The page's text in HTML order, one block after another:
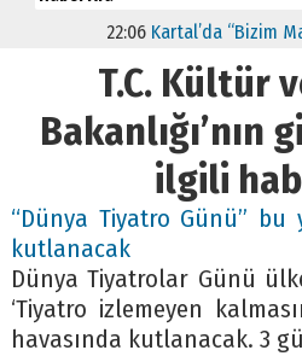
22:06 Kartal’da “Bizim
T.C. Kültür
ilgili
“Dünya Tiyatro Günü” bu
kutlanacak
Dünya Tiyatrolar Günü
‘Tiyatro izlemeyen
havasında kutlanacak. 3